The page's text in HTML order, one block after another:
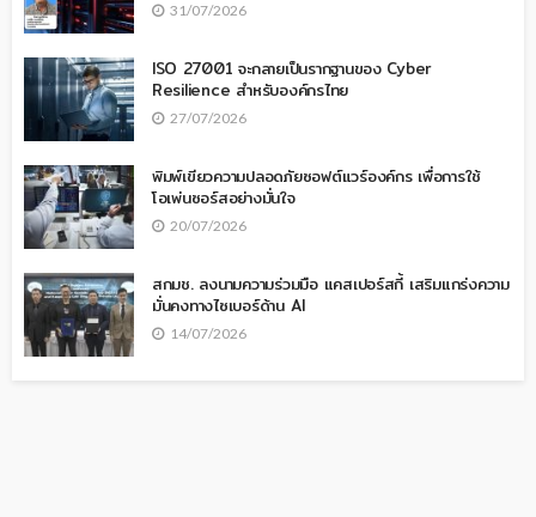
31/07/2026
ISO 27001 จะกลายเป็นรากฐานของ Cyber
Resilience สำหรับองค์กรไทย
27/07/2026
พิมพ์เขียวความปลอดภัยซอฟต์แวร์องค์กร เพื่อการใช้
โอเพ่นซอร์สอย่างมั่นใจ
20/07/2026
สกมช. ลงนามความร่วมมือ แคสเปอร์สกี้ เสริมแกร่งความ
มั่นคงทางไซเบอร์ด้าน AI
14/07/2026